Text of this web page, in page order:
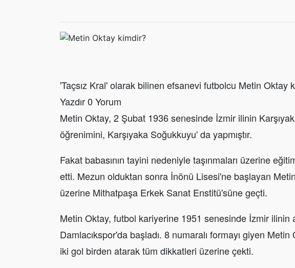
'Taçsız Kral' olarak bilinen efsanevi futbolcu Metin Oktay
Yazdır 0 Yorum
Metin Oktay, 2 Şubat 1936 senesinde İzmir ilinin
öğrenimini, Karşıyaka Soğukkuyu' da yapmıştır.
Fakat babasının tayini nedeniyle taşınmaları üzerine
etti. Mezun olduktan sonra İnönü Lisesi'ne başlayan
üzerine Mithatpaşa Erkek Sanat Enstitü'süne geçti.
Metin Oktay, futbol kariyerine 1951 senesinde İzmir ilinin
Damlacıkspor'da başladı. 8 numaralı formayı giyen Metin
iki gol birden atarak tüm dikkatleri üzerine çekti.